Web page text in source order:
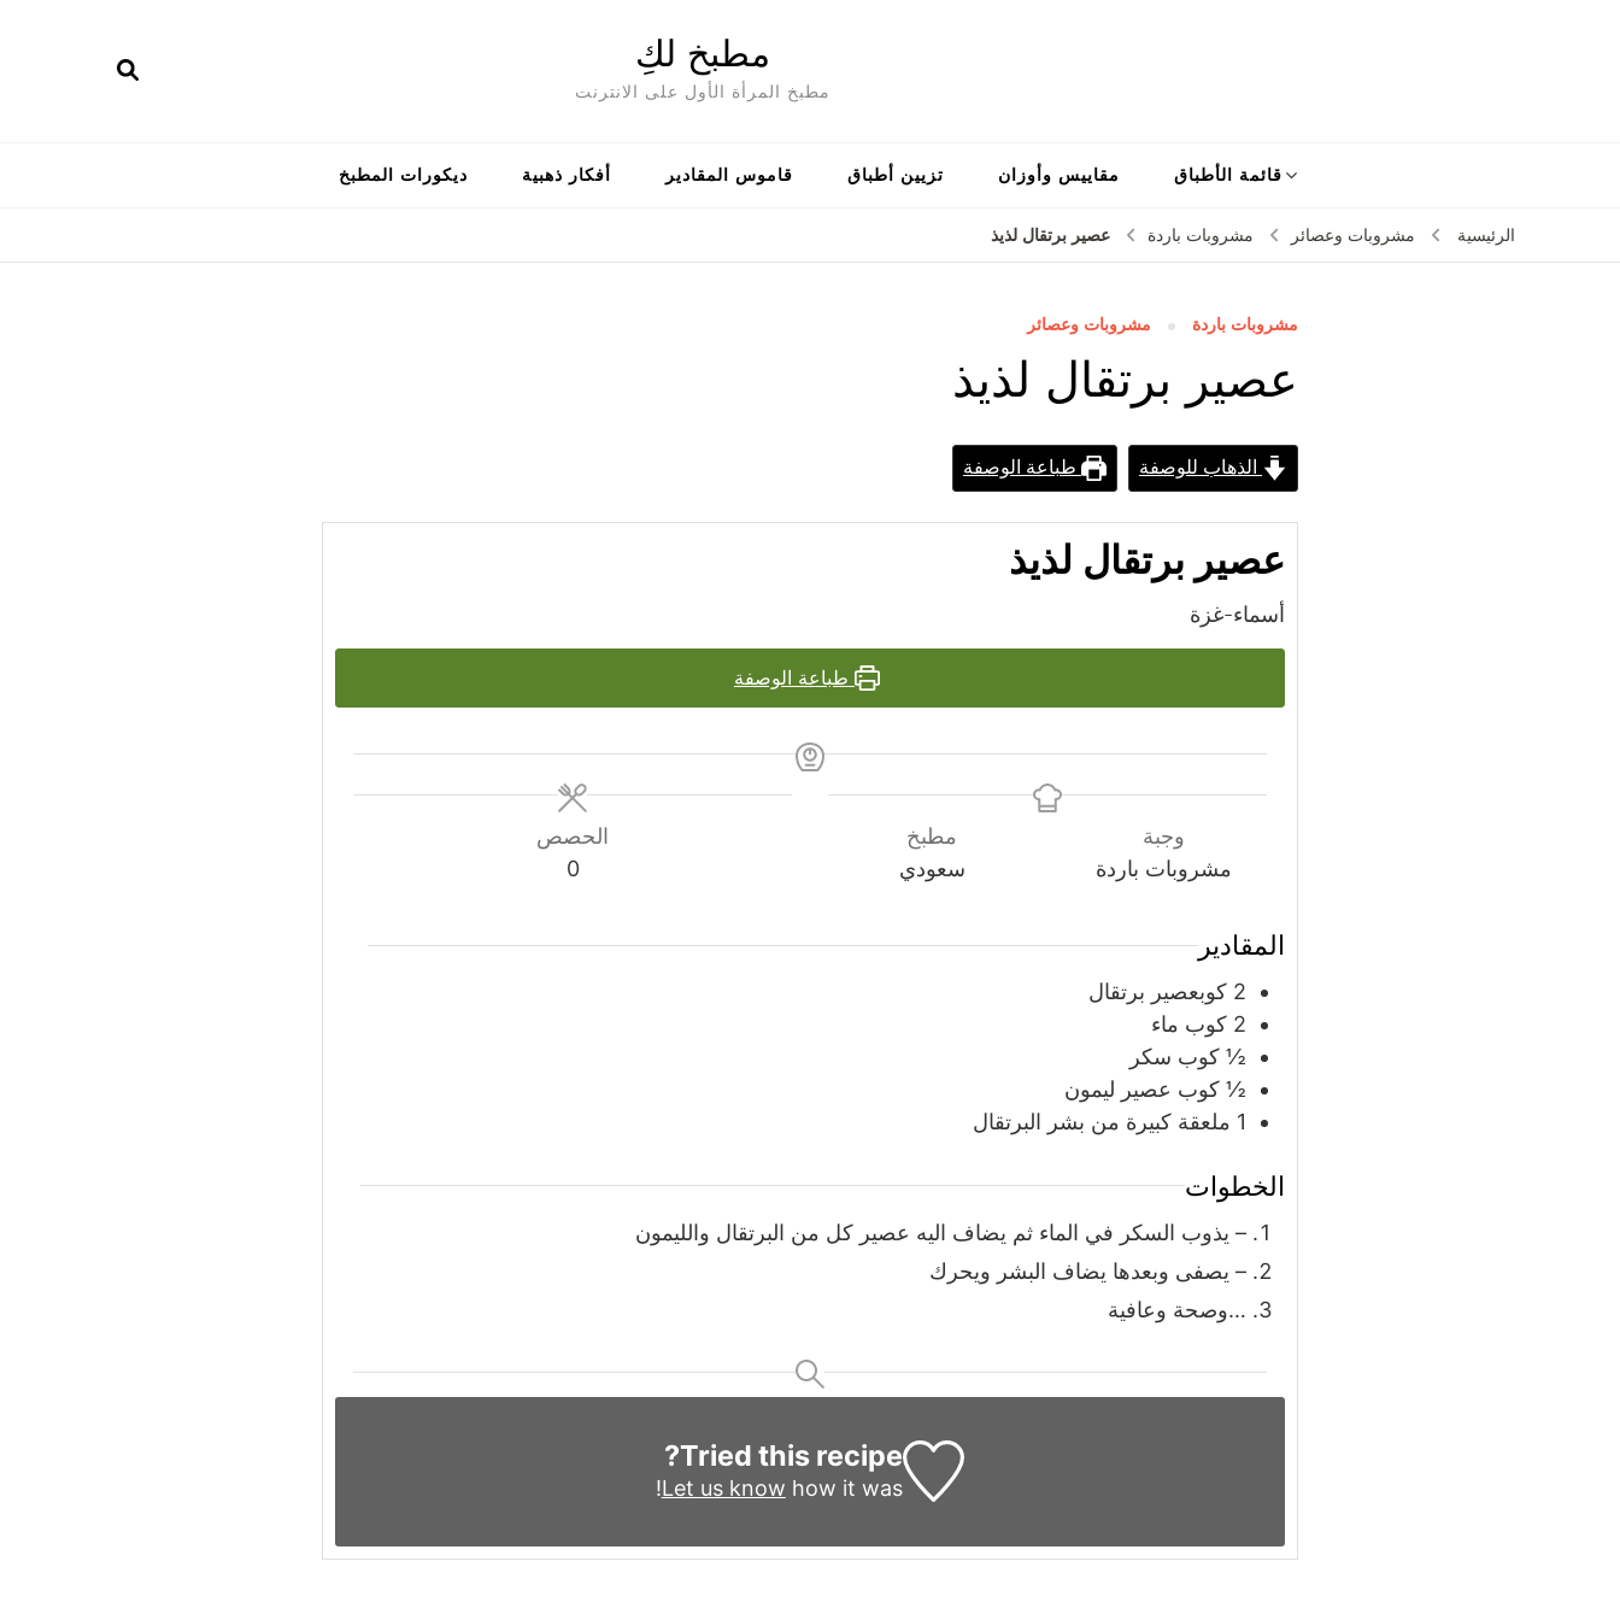
مطبخ لكِ
مطبخ المرأة الأول على الانترنت
قائمة الأطباق مقاييس وأوزان تزيين أطباق قاموس المقادير أفكار ذهبية ديكورات المطبخ
الرئيسية مشروبات وعصائر مشروبات باردة عصير برتقال لذيذ
مشروبات باردة مشروبات وعصائر
عصير برتقال لذيذ
الذهاب للوصفة طباعة الوصفة
عصير برتقال لذيذ
أسماء-غزة
طباعة الوصفة
وجبة
مشروبات باردة
مطبخ
سعودي
الحصص
0
المقادير
2 كوبعصير برتقال
2 كوب ماء
½ كوب سكر
½ كوب عصير ليمون
1 ملعقة كبيرة من بشر البرتقال
الخطوات
– يذوب السكر في الماء ثم يضاف اليه عصير كل من البرتقال والليمون
– يصفى وبعدها يضاف البشر ويحرك
…وصحة وعافية
Tried this recipe?
Let us know how it was!